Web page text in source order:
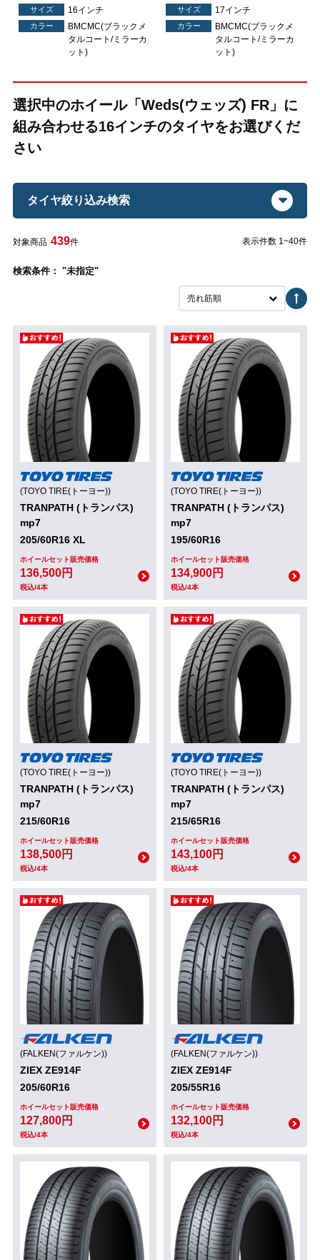
サイズ 16インチ
カラー
BMCMC(ブラックメ
タルコート/ミラーカ
ット)
サイズ 17インチ
カラー
BMCMC(ブラックメ
タルコート/ミラーカ
ット)
選択中のホイール「Weds(ウェッズ) FR」に
組み合わせる16インチのタイヤをお選びくだ
さい
タイヤ絞り込み検索
対象商品 439件 表示件数 1~40件
検索条件： "未指定"
売れ筋順
(TOYO TIRE(トーヨー))
TRANPATH (トランパス)
mp7
205/60R16 XL
ホイールセット販売価格
136,500円
税込/4本
(TOYO TIRE(トーヨー))
TRANPATH (トランパス)
mp7
195/60R16
ホイールセット販売価格
134,900円
税込/4本
(TOYO TIRE(トーヨー))
TRANPATH (トランパス)
mp7
215/60R16
ホイールセット販売価格
138,500円
税込/4本
(TOYO TIRE(トーヨー))
TRANPATH (トランパス)
mp7
215/65R16
ホイールセット販売価格
143,100円
税込/4本
(FALKEN(ファルケン))
ZIEX ZE914F
205/60R16
ホイールセット販売価格
127,800円
税込/4本
(FALKEN(ファルケン))
ZIEX ZE914F
205/55R16
ホイールセット販売価格
132,100円
税込/4本